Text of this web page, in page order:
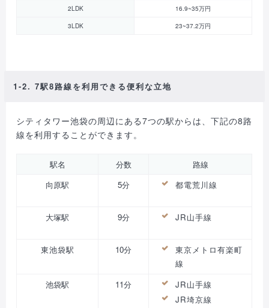
2LDK 16.9~35万円
3LDK 23~37.2万円
1-2. 7駅8路線を利用できる便利な立地
シティタワー池袋の周辺にある7つの駅からは、下記の8路
線を利用することができます。
駅名 分数
路線
向原駅
5分 都電荒川線
大塚駅 9分 JR山手線
東池袋駅 10分
東京メトロ有楽町
線
池袋駅
11分
JR山手線
JR埼京線